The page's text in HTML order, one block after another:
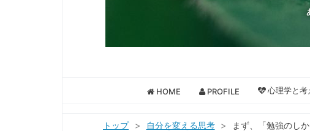
HOME PROFILE 心理学と考
トップ > 自分を変える思考 > まず、「勉強のし